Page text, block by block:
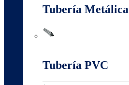
Tubería Metálica
Tubería PVC